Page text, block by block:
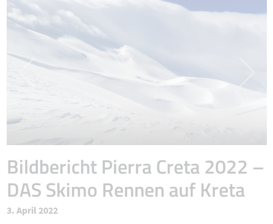
Bildbericht Pierra Creta 2022 –
DAS Skimo Rennen auf Kreta
3. April 2022